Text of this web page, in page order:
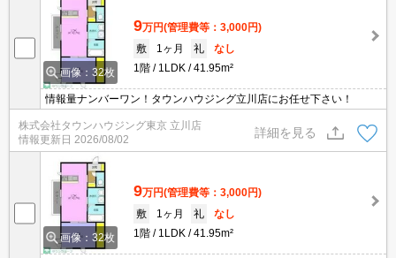
画像：32枚
9万円(管理費等：3,000円)
敷
1ヶ月 礼
なし
1階
1LDK 41.95m²
情報量ナンバーワン！タウンハウジング立川店にお任せ下さい！
株式会社タウンハウジング東京 立川店
情報更新日 2026/08/02
詳細を見る
画像：32枚
9万円(管理費等：3,000円)
敷
1ヶ月 礼
なし
1階
1LDK 41.95m²